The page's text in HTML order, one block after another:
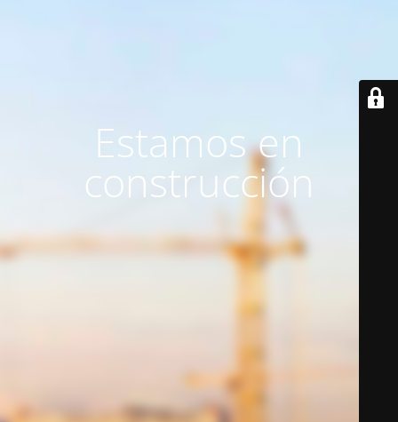
Estamos en
construcción